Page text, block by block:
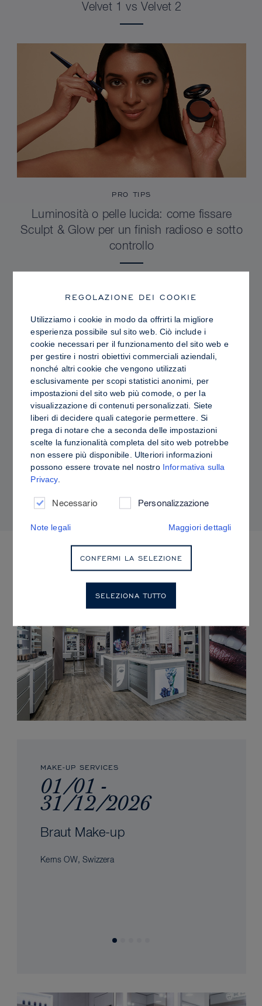
Velvet 1 vs Velvet 2
PRO TIPS
Luminosità o pelle lucida: come fissare
Sculpt & Glow per un finish radioso e sotto
controllo
PRO TIPS
Contouring in crema o in polvere: differenze,
vantaggi e come scegliere i prodotti più
MAKE-UP SERVICES
01/01 -
31/12/2026
Braut Make-up
Kerns OW, Swizzera
REGOLAZIONE DEI COOKIE
Utilizziamo i cookie in modo da offrirti la migliore
esperienza possibile sul sito web. Ciò include i
cookie necessari per il funzionamento del sito web e
per gestire i nostri obiettivi commerciali aziendali,
nonché altri cookie che vengono utilizzati
esclusivamente per scopi statistici anonimi, per
impostazioni del sito web più comode, o per la
visualizzazione di contenuti personalizzati. Siete
liberi di decidere quali categorie permettere. Si
prega di notare che a seconda delle impostazioni
scelte la funzionalità completa del sito web potrebbe
non essere più disponibile. Ulteriori informazioni
possono essere trovate nel nostro Informativa sulla
Privacy.
Necessario Personalizzazione
Note legali Maggiori dettagli
CONFERMI LA SELEZIONE
SELEZIONA TUTTO